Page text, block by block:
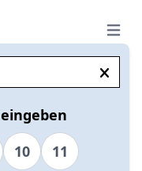
Open
10 11